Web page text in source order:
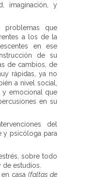
imaginación, y
problemas que
a los de la
en ese
de su
de cambios, de
rápidas, ya no
a nivel social,
emocional que
en su
del
y psicóloga para
sobre todo
estudios.
casa (faltas de